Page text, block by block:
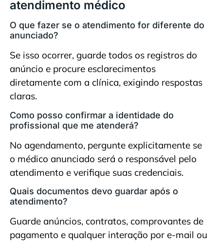
atendimento médico
O que fazer se o atendimento for diferente do
anunciado?
Se isso ocorrer, guarde todos os registros do
anúncio e procure esclarecimentos
diretamente com a clínica, exigindo respostas
claras.
Como posso confirmar a identidade do
profissional que me atenderá?
No agendamento, pergunte explicitamente se
o médico anunciado será o responsável pelo
atendimento e verifique suas credenciais.
Quais documentos devo guardar após o
atendimento?
Guarde anúncios, contratos, comprovantes de
pagamento e qualquer interação por e-mail ou